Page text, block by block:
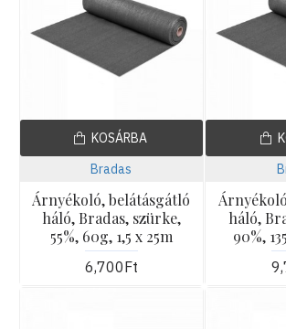
Bradas
Árnyékoló, belátásgátló
háló, Bradas, szürke,
55%, 60g, 1,5 x 25m
6,700Ft
KOSÁRBA
háló,
90%,